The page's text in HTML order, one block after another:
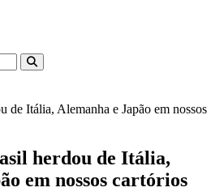
de Itália, Alemanha e Japão em nossos
herdou de Itália,
em nossos cartórios